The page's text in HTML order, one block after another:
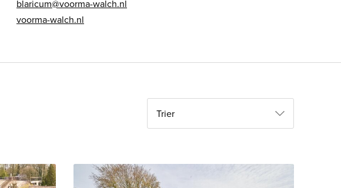
blaricum@voorma-walch.nl
voorma-walch.nl
Trier